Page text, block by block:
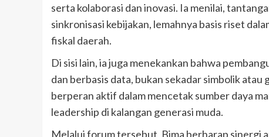
serta kolaborasi dan inovasi. Ia menilai,
sinkronisasi kebijakan, lemahnya basis riset
fiskal daerah.
Di sisi lain, ia juga menekankan bahwa
dan berbasis data, bukan sekadar simbolik
berperan aktif dalam mencetak sumber daya
leadership di kalangan generasi muda.
Melalui forum tersebut, Bima berharap sinergi